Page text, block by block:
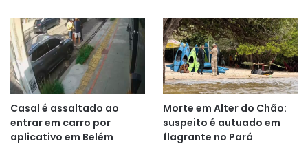
Casal é assaltado ao
entrar em carro por
aplicativo em Belém
Morte em Alter do Chão:
suspeito é autuado em
flagrante no Pará